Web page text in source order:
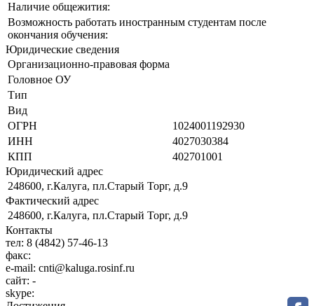
Наличие общежития:
Возможность работать иностранным студентам после
окончания обучения:
Юридические сведения
Организационно-правовая форма
Головное ОУ
Тип
Вид
ОГРН
1024001192930
ИНН
4027030384
КПП
402701001
Юридический адрес
248600, г.Калуга, пл.Старый Торг, д.9
Фактический адрес
248600, г.Калуга, пл.Старый Торг, д.9
Контакты
тел: 8 (4842) 57-46-13
факс:
e-mail: cnti@kaluga.rosinf.ru
сайт: -
skype: